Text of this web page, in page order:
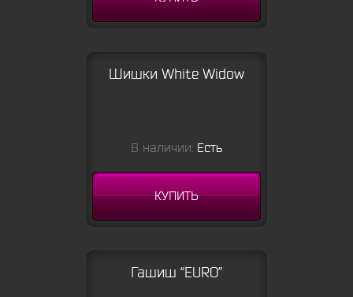
Шишки White Widow
В наличии: Есть
КУПИТЬ
Гашиш “EURO”